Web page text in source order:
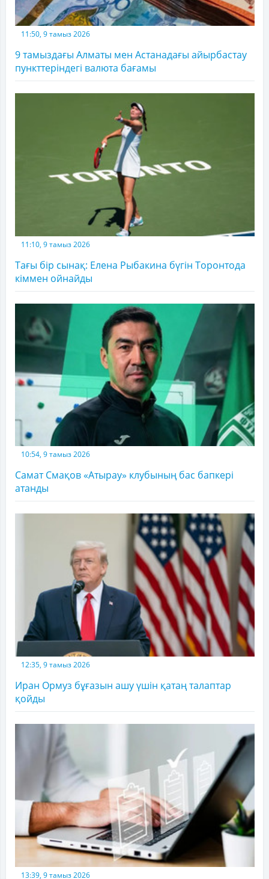
11:50, 9 тамыз 2026
9 тамыздағы Алматы мен Астанадағы айырбастау
пункттеріндегі валюта бағамы
11:10, 9 тамыз 2026
Тағы бір сынақ: Елена Рыбакина бүгін Торонтода
кіммен ойнайды
10:54, 9 тамыз 2026
Самат Смақов «Атырау» клубының бас бапкері
атанды
12:35, 9 тамыз 2026
Иран Ормуз бұғазын ашу үшін қатаң талаптар
қойды
13:39, 9 тамыз 2026